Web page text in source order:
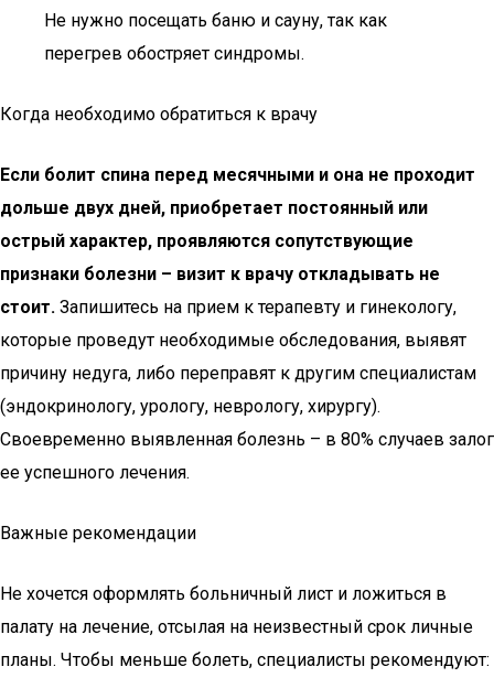
Не нужно посещать баню и сауну, так как
перегрев обостряет синдромы.
Когда необходимо обратиться к врачу
Если болит спина перед месячными и она не проходит
дольше двух дней, приобретает постоянный или
острый характер, проявляются сопутствующие
признаки болезни – визит к врачу откладывать не
стоит. Запишитесь на прием к терапевту и гинекологу,
которые проведут необходимые обследования, выявят
причину недуга, либо переправят к другим специалистам
(эндокринологу, урологу, неврологу, хирургу).
Своевременно выявленная болезнь – в 80% случаев залог
ее успешного лечения.
Важные рекомендации
Не хочется оформлять больничный лист и ложиться в
палату на лечение, отсылая на неизвестный срок личные
планы. Чтобы меньше болеть, специалисты рекомендуют: